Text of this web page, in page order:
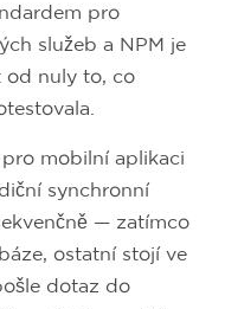
pro
služeb a NPM je
od nuly to, co
mobilní aplikaci
synchronní
— zatímco
ostatní stojí ve
dotaz do